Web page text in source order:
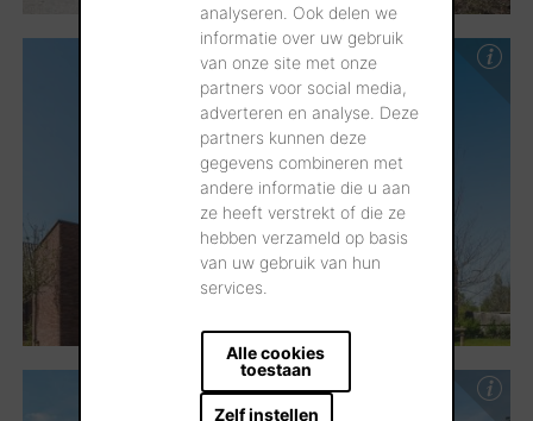
analyseren. Ook delen we
informatie over uw gebruik
van onze site met onze
partners voor social media,
adverteren en analyse. Deze
partners kunnen deze
gegevens combineren met
andere informatie die u aan
ze heeft verstrekt of die ze
hebben verzameld op basis
van uw gebruik van hun
services.
Alle cookies
toestaan
Zelf instellen